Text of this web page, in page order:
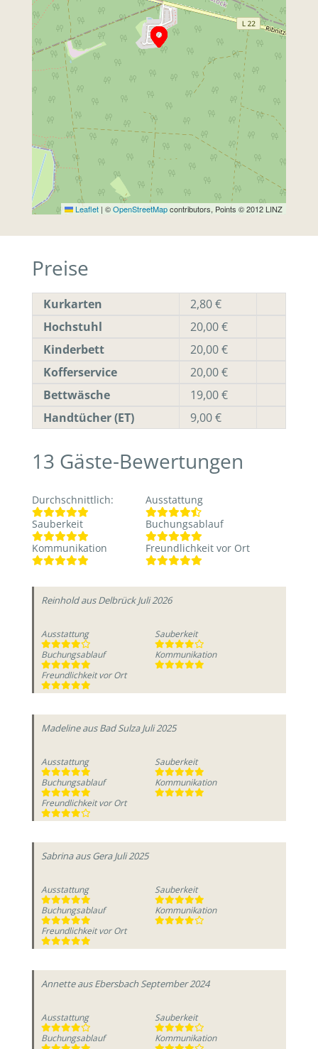
Leaflet | ©OpenStreetMapcontributors, Points © 2012 LINZ
Preise
Kurkarten
2,80 €
Hochstuhl
20,00 €
Kinderbett
20,00 €
Kofferservice
20,00 €
Bettwäsche
19,00 €
Handtücher (ET)
9,00 €
13 Gäste-Bewertungen
Durchschnittlich:
Ausstattung
Sauberkeit
Buchungsablauf
Kommunikation
Freundlichkeit vor Ort
Reinholdaus Delbrück Juli 2026
Ausstattung
Sauberkeit
Buchungsablauf
Kommunikation
Freundlichkeit vor Ort
Madelineaus Bad Sulza Juli 2025
Ausstattung
Sauberkeit
Buchungsablauf
Kommunikation
Freundlichkeit vor Ort
Sabrinaaus Gera Juli 2025
Ausstattung
Sauberkeit
Buchungsablauf
Kommunikation
Freundlichkeit vor Ort
Annetteaus Ebersbach September 2024
Ausstattung
Sauberkeit
Buchungsablauf
Kommunikation